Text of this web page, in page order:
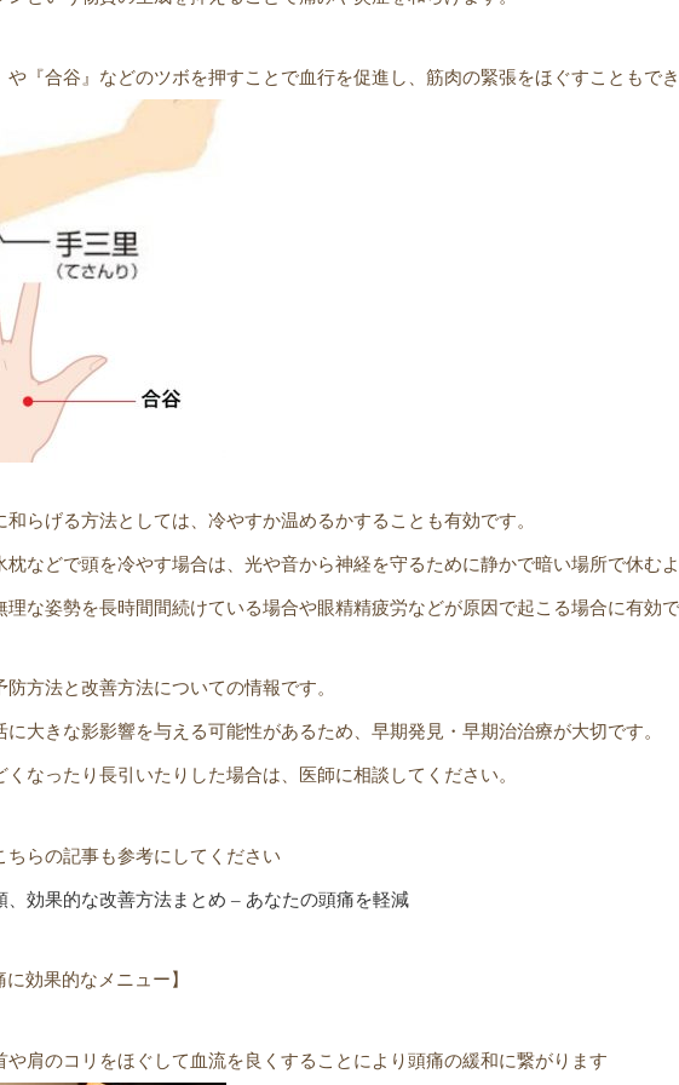
や『合谷』などのツボを押すことで血行を促進し、筋肉の緊張をほぐすこともで
和らげる方法としては、冷やすか温めるかすることも有効です。
枕などで頭を冷やす場合は、光や音から神経を守るために静かで暗い場所で休む
理な姿勢を長時間間続けている場合や眼精精疲労などが原因で起こる場合に有効
防方法と改善方法についての情報です。
に大きな影影響を与える可能性があるため、早期発見・早期治治療が大切です。
くなったり長引いたりした場合は、医師に相談してください。
ちらの記事も参考にしてください
、効果的な改善方法まとめ – あなたの頭痛を軽減
に効果的なメニュー】
や肩のコリをほぐして血流を良くすることにより頭痛の緩和に繋がります